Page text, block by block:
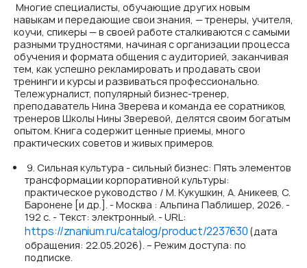
Многие специалисты, обучающие других новым
навыкам и передающие свои знания, — тренеры, учителя,
коучи, спикеры — в своей работе сталкиваются с самыми
разными трудностями, начиная с организации процесса
обучения и формата общения с аудиторией, заканчивая
тем, как успешно рекламировать и продавать свои
тренинги и курсы и развиваться профессионально.
Тележурналист, популярный бизнес-тренер,
преподаватель Нина Зверева и команда ее соратников,
тренеров Школы Нины Зверевой, делятся своим богатым
опытом. Книга содержит ценные приемы, много
практических советов и живых примеров.
9. Сильная культура - сильный бизнес: Пять элементов
трансформации корпоративной культуры:
практическое руководство / М. Кукушкин, А. Аникеев, С.
Баронене [и др.]. - Москва : Альпина Паблишер, 2026. -
192 с. - Текст: электронный. - URL:
https://znanium.ru/catalog/product/2237630 (дата
обращения: 22.05.2026). – Режим доступа: по
подписке.